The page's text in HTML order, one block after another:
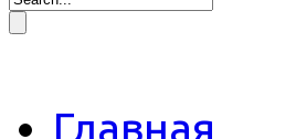
Главная